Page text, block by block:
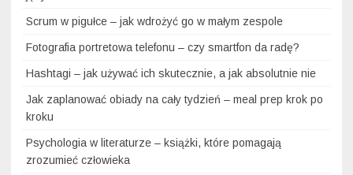
Scrum w pigułce – jak wdrożyć go w małym zespole
Fotografia portretowa telefonu – czy smartfon da radę?
Hashtagi – jak używać ich skutecznie, a jak absolutnie nie
Jak zaplanować obiady na cały tydzień – meal prep krok po
kroku
Psychologia w literaturze – książki, które pomagają
zrozumieć człowieka